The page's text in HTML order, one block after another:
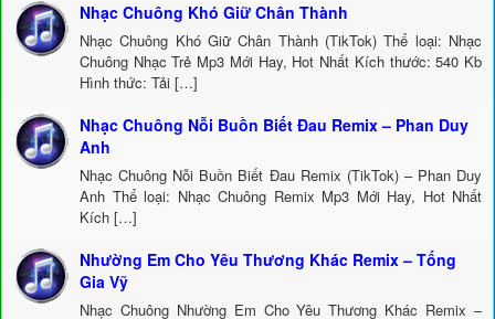
Nhạc Chuông Khó Giữ Chân Thành
Nhạc Chuông Khó Giữ Chân Thành (TikTok) Thể loại: Nhạc
Chuông Nhạc Trẻ Mp3 Mới Hay, Hot Nhất Kích thước: 540 Kb
Hình thức: Tải […]
Nhạc Chuông Nỗi Buồn Biết Đau Remix – Phan Duy
Anh
Nhạc Chuông Nỗi Buồn Biết Đau Remix (TikTok) – Phan Duy
Anh Thể loại: Nhạc Chuông Remix Mp3 Mới Hay, Hot Nhất
Kích […]
Nhường Em Cho Yêu Thương Khác Remix – Tống
Gia Vỹ
Nhạc Chuông Nhường Em Cho Yêu Thương Khác Remix –